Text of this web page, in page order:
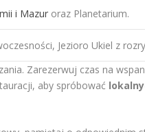
i Mazur oraz Planetarium.
Jezioro Ukiel z
Zarezerwuj czas na
aby spróbować